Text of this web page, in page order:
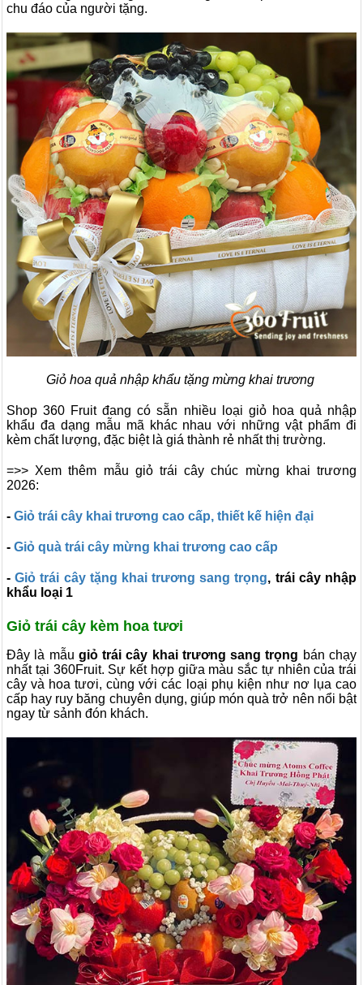
chu đáo của người tặng.
Giỏ hoa quả nhập khẩu tặng mừng khai trương
Shop 360 Fruit đang có sẵn nhiều loại giỏ hoa quả nhập
khẩu đa dạng mẫu mã khác nhau với những vật phẩm đi
kèm chất lượng, đặc biệt là giá thành rẻ nhất thị trường.
=>> Xem thêm mẫu giỏ trái cây chúc mừng khai trương
2026:
- Giỏ trái cây khai trương cao cấp, thiết kế hiện đại
- Giỏ quà trái cây mừng khai trương cao cấp
-Giỏ trái cây tặng khai trương sang trọng, trái cây nhập
khẩu loại 1
Giỏ trái cây kèm hoa tươi
Đây là mẫu giỏ trái cây khai trương sang trọng bán chạy
nhất tại 360Fruit. Sự kết hợp giữa màu sắc tự nhiên của trái
cây và hoa tươi, cùng với các loại phụ kiện như nơ lụa cao
cấp hay ruy băng chuyên dụng, giúp món quà trở nên nổi bật
ngay từ sảnh đón khách.